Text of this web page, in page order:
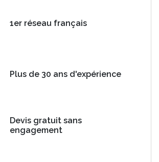
1er réseau français
Plus de 30 ans d'expérience
Devis gratuit sans
engagement